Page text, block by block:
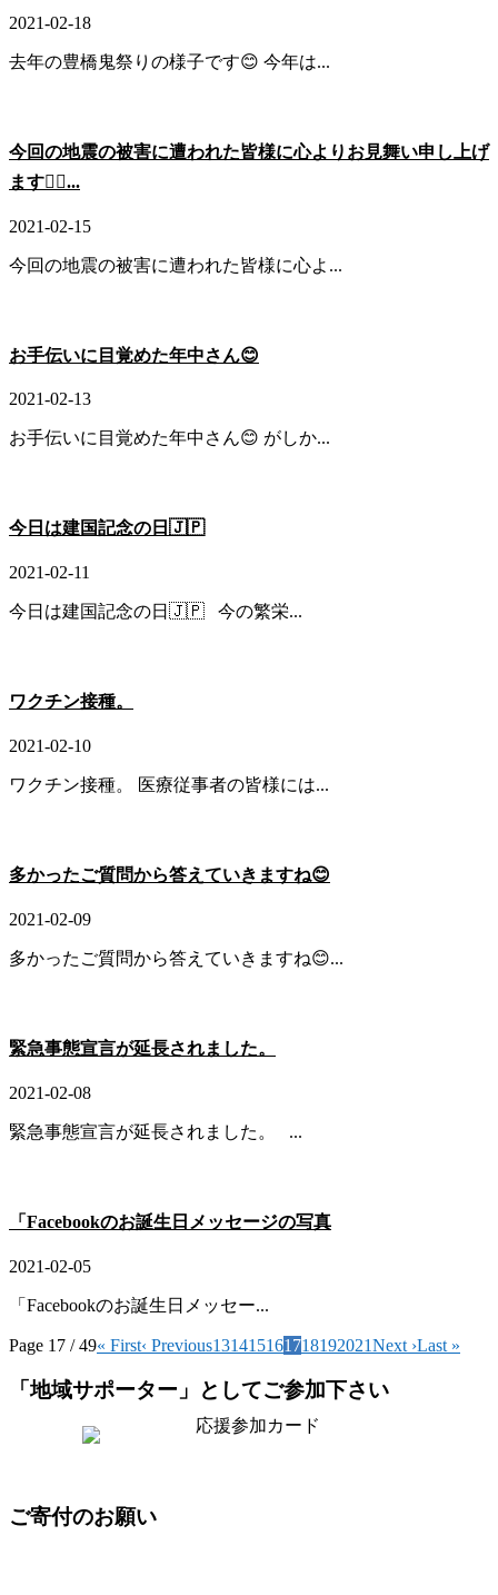
2021-02-18
去年の豊橋鬼祭りの様子です😊 今年は...
今回の地震の被害に遭われた皆様に心よりお見舞い申し上げ
ます🙇‍♂️...
2021-02-15
今回の地震の被害に遭われた皆様に心よ...
お手伝いに目覚めた年中さん😊
2021-02-13
お手伝いに目覚めた年中さん😊 がしか...
今日は建国記念の日🇯🇵
2021-02-11
今日は建国記念の日🇯🇵 今の繁栄...
ワクチン接種。
2021-02-10
ワクチン接種。 医療従事者の皆様には...
多かったご質問から答えていきますね😊
2021-02-09
多かったご質問から答えていきますね😊...
緊急事態宣言が延長されました。
2021-02-08
緊急事態宣言が延長されました。 ...
「Facebookのお誕生日メッセージの写真
2021-02-05
「Facebookのお誕生日メッセー...
Page 17 / 49« First‹ Previous131415161718192021Next ›Last »
「地域サポーター」としてご参加下さい
ご寄付のお願い